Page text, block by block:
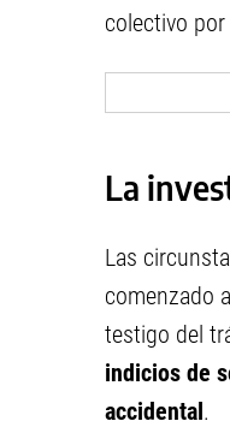
colectivo
La
Las
comenzado
testigo del
indicios de
accidental.